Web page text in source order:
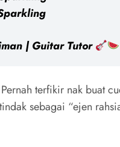
| Guitar Tutor
Pernah terfikir nak buat
sebagai “ejen